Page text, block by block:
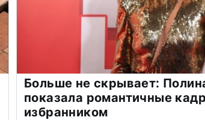
Больше не скрывает:
показала романтичные
избранником